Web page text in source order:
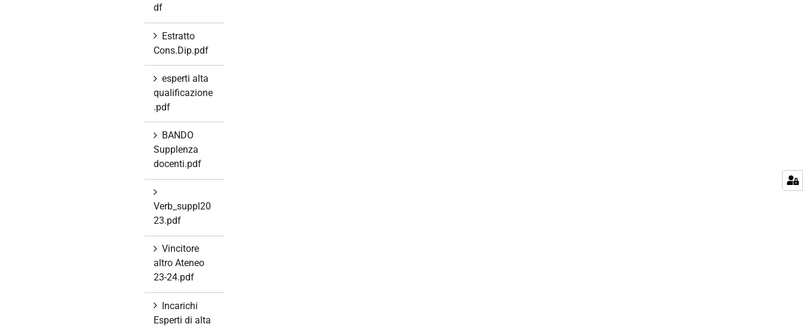
df
Estratto
Cons.Dip.pdf
esperti alta
qualificazione
.pdf
BANDO
Supplenza
docenti.pdf
Verb_suppl20
23.pdf
Vincitore
altro Ateneo
23-24.pdf
Incarichi
Esperti di alta